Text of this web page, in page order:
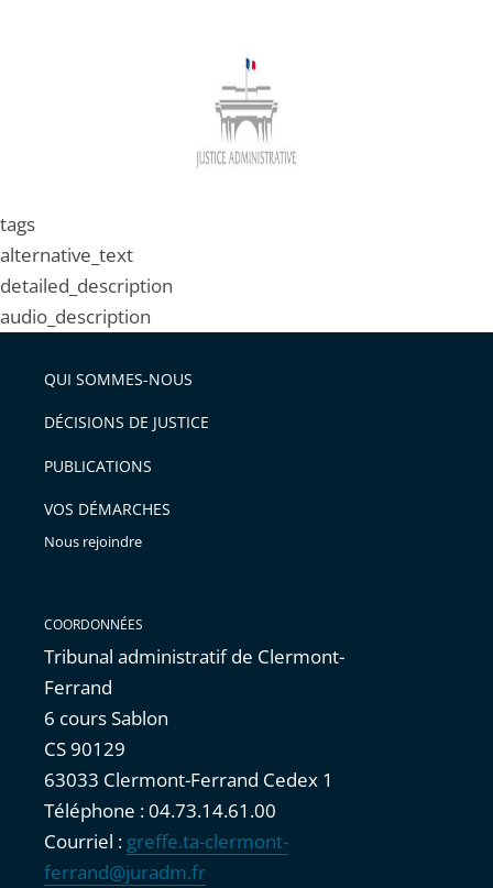
tags
alternative_text
detailed_description
audio_description
QUI SOMMES-NOUS
DÉCISIONS DE JUSTICE
PUBLICATIONS
VOS DÉMARCHES
Nous rejoindre
COORDONNÉES
Tribunal administratif de Clermont-
Ferrand
6 cours Sablon
CS 90129
63033 Clermont-Ferrand Cedex 1
Téléphone : 04.73.14.61.00
Courriel : greffe.ta-clermont-
ferrand@juradm.fr